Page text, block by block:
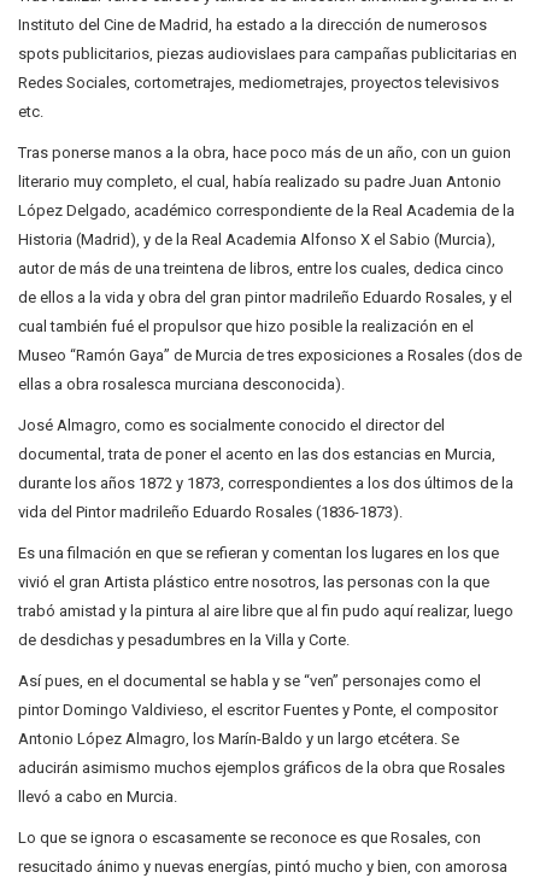
Instituto del Cine de Madrid, ha estado a la dirección de numerosos
spots publicitarios, piezas audiovislaes para campañas publicitarias en
Redes Sociales, cortometrajes, mediometrajes, proyectos televisivos
etc.
Tras ponerse manos a la obra, hace poco más de un año, con un guion
literario muy completo, el cual, había realizado su padre Juan Antonio
López Delgado, académico correspondiente de la Real Academia de la
Historia (Madrid), y de la Real Academia Alfonso X el Sabio (Murcia),
autor de más de una treintena de libros, entre los cuales, dedica cinco
de ellos a la vida y obra del gran pintor madrileño Eduardo Rosales, y el
cual también fué el propulsor que hizo posible la realización en el
Museo “Ramón Gaya” de Murcia de tres exposiciones a Rosales (dos de
ellas a obra rosalesca murciana desconocida).
José Almagro, como es socialmente conocido el director del
documental, trata de poner el acento en las dos estancias en Murcia,
durante los años 1872 y 1873, correspondientes a los dos últimos de la
vida del Pintor madrileño Eduardo Rosales (1836-1873).
Es una filmación en que se refieran y comentan los lugares en los que
vivió el gran Artista plástico entre nosotros, las personas con la que
trabó amistad y la pintura al aire libre que al fin pudo aquí realizar, luego
de desdichas y pesadumbres en la Villa y Corte.
Así pues, en el documental se habla y se “ven” personajes como el
pintor Domingo Valdivieso, el escritor Fuentes y Ponte, el compositor
Antonio López Almagro, los Marín-Baldo y un largo etcétera. Se
aducirán asimismo muchos ejemplos gráficos de la obra que Rosales
llevó a cabo en Murcia.
Lo que se ignora o escasamente se reconoce es que Rosales, con
resucitado ánimo y nuevas energías, pintó mucho y bien, con amorosa